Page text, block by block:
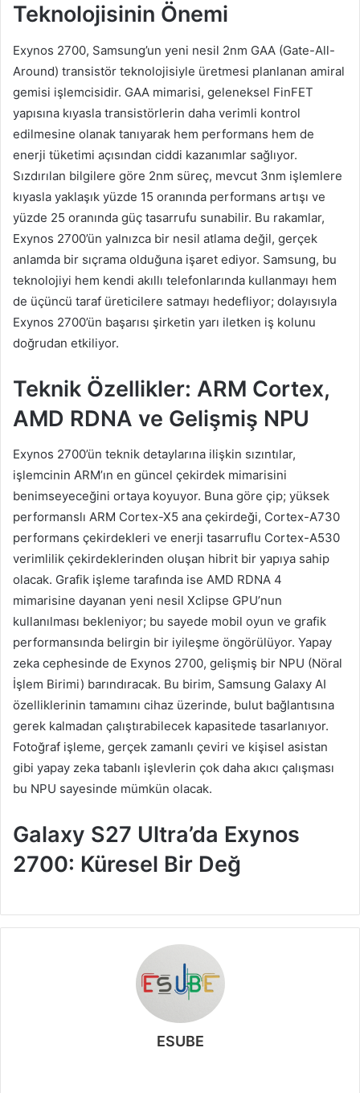
Teknolojisinin Önemi
Exynos 2700, Samsung’un yeni nesil 2nm GAA (Gate-All-
Around) transistör teknolojisiyle üretmesi planlanan amiral
gemisi işlemcisidir. GAA mimarisi, geleneksel FinFET
yapısına kıyasla transistörlerin daha verimli kontrol
edilmesine olanak tanıyarak hem performans hem de
enerji tüketimi açısından ciddi kazanımlar sağlıyor.
Sızdırılan bilgilere göre 2nm süreç, mevcut 3nm işlemlere
kıyasla yaklaşık yüzde 15 oranında performans artışı ve
yüzde 25 oranında güç tasarrufu sunabilir. Bu rakamlar,
Exynos 2700’ün yalnızca bir nesil atlama değil, gerçek
anlamda bir sıçrama olduğuna işaret ediyor. Samsung, bu
teknolojiyi hem kendi akıllı telefonlarında kullanmayı hem
de üçüncü taraf üreticilere satmayı hedefliyor; dolayısıyla
Exynos 2700’ün başarısı şirketin yarı iletken iş kolunu
doğrudan etkiliyor.
Teknik Özellikler: ARM Cortex,
AMD RDNA ve Gelişmiş NPU
Exynos 2700’ün teknik detaylarına ilişkin sızıntılar,
işlemcinin ARM’ın en güncel çekirdek mimarisini
benimseyeceğini ortaya koyuyor. Buna göre çip; yüksek
performanslı ARM Cortex-X5 ana çekirdeği, Cortex-A730
performans çekirdekleri ve enerji tasarruflu Cortex-A530
verimlilik çekirdeklerinden oluşan hibrit bir yapıya sahip
olacak. Grafik işleme tarafında ise AMD RDNA 4
mimarisine dayanan yeni nesil Xclipse GPU’nun
kullanılması bekleniyor; bu sayede mobil oyun ve grafik
performansında belirgin bir iyileşme öngörülüyor. Yapay
zeka cephesinde de Exynos 2700, gelişmiş bir NPU (Nöral
İşlem Birimi) barındıracak. Bu birim, Samsung Galaxy AI
özelliklerinin tamamını cihaz üzerinde, bulut bağlantısına
gerek kalmadan çalıştırabilecek kapasitede tasarlanıyor.
Fotoğraf işleme, gerçek zamanlı çeviri ve kişisel asistan
gibi yapay zeka tabanlı işlevlerin çok daha akıcı çalışması
bu NPU sayesinde mümkün olacak.
Galaxy S27 Ultra’da Exynos
2700: Küresel Bir Değ
ESUBE